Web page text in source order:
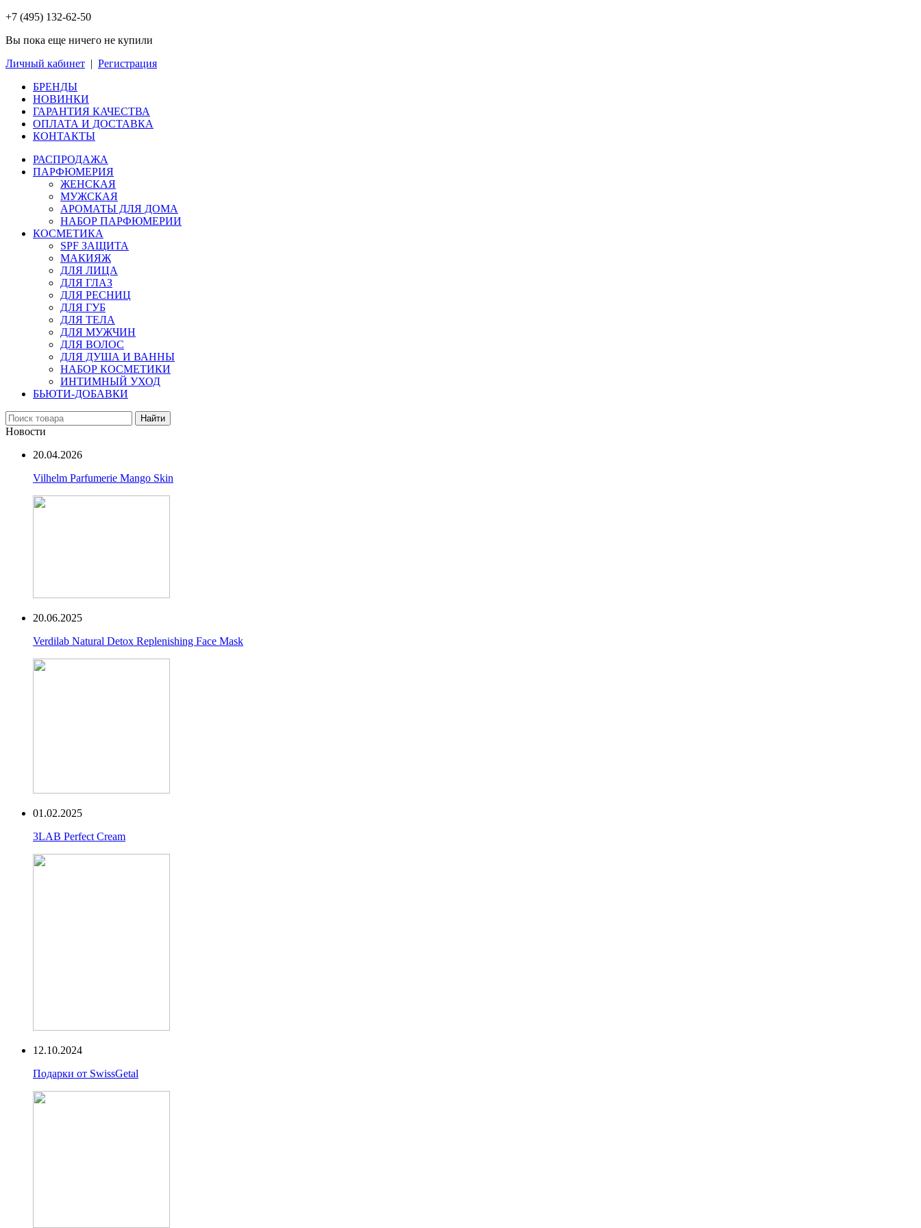
+7 (495) 132-62-50
Вы пока еще ничего не купили
Личный кабинет | Регистрация
БРЕНДЫ
НОВИНКИ
ГАРАНТИЯ КАЧЕСТВА
ОПЛАТА И ДОСТАВКА
КОНТАКТЫ
РАСПРОДАЖА
ПАРФЮМЕРИЯ
ЖЕНСКАЯ
МУЖСКАЯ
АРОМАТЫ ДЛЯ ДОМА
НАБОР ПАРФЮМЕРИИ
КОСМЕТИКА
SPF ЗАЩИТА
МАКИЯЖ
ДЛЯ ЛИЦА
ДЛЯ ГЛАЗ
ДЛЯ РЕСНИЦ
ДЛЯ ГУБ
ДЛЯ ТЕЛА
ДЛЯ МУЖЧИН
ДЛЯ ВОЛОС
ДЛЯ ДУША И ВАННЫ
НАБОР КОСМЕТИКИ
ИНТИМНЫЙ УХОД
БЬЮТИ-ДОБАВКИ
Найти
Новости
20.04.2026
Vilhelm Parfumerie Mango Skin
20.06.2025
Verdilab Natural Detox Replenishing Face Mask
01.02.2025
3LAB Perfect Cream
12.10.2024
Подарки от SwissGetal